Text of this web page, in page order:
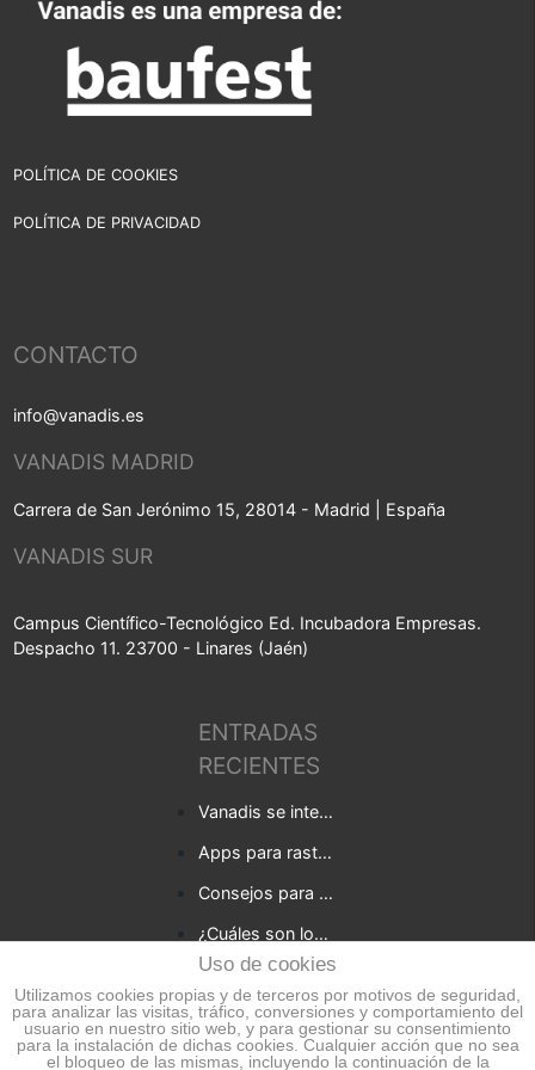
POLÍTICA DE COOKIES
POLÍTICA DE PRIVACIDAD
ENTRADAS
RECIENTES
Vanadis se integra en Baufest
Apps para rastrear la covid-19 en tu empresa
Consejos para empresas que quieren desarrollar una app
¿Cuáles son los beneficios de una consultoría digital para tu negocio?
5 Tendencias en el desarrollo de web apps para 2021
CONTACTO
info@vanadis.es
VANADIS MADRID
Carrera de San Jerónimo 15, 28014 - Madrid | España
VANADIS SUR
Campus Científico-Tecnológico Ed. Incubadora Empresas.
Despacho 11. 23700 - Linares (Jaén)
Uso de cookies
Utilizamos cookies propias y de terceros por motivos de seguridad,
para analizar las visitas, tráfico, conversiones y comportamiento del
usuario en nuestro sitio web, y para gestionar su consentimiento
para la instalación de dichas cookies. Cualquier acción que no sea
el bloqueo de las mismas, incluyendo la continuación de la